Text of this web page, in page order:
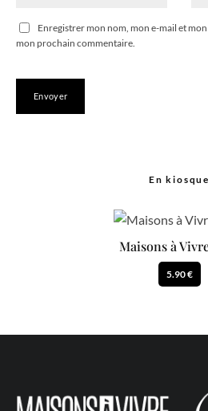
Enregistrer mon nom, mon e-mail et
mon prochain commentaire.
En kiosque
Maisons à
5.90 €